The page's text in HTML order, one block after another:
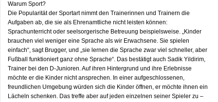
Warum Sport?
Die Popularität der Sportart nimmt den Trainerinnen und Trainern die
Aufgaben ab, die sie als Ehrenamtliche nicht leisten können:
Sprachunterricht oder seelsorgerische Betreuung beispielsweise. „Kinder
brauchen viel weniger eine Sprache als wir Erwachsene. Sie spielen
einfach“, sagt Brugger, und „sie lernen die Sprache zwar viel schneller, aber
Fußball funktioniert ganz ohne Sprache“. Das bestätigt auch Sadik Yildirim,
Trainer bei den D-Junioren. Auf ihren Hintergrund und ihre Erlebnisse
möchte er die Kinder nicht ansprechen. In einer aufgeschlossenen,
freundlichen Umgebung würden sich die Kinder öffnen, er möchte ihnen ein
Lächeln schenken. Das treffe aber auf jeden einzelnen seiner Spieler zu –